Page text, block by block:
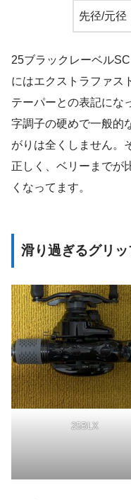
先径/元径
25ブラックレーベル
にはエクストラファス
テーパーとの表記にな
字調子の硬めで一般的
がりは全くしません。
正しく、ベリーまでが
くなってます。
滑り過ぎるグリ
25BLX